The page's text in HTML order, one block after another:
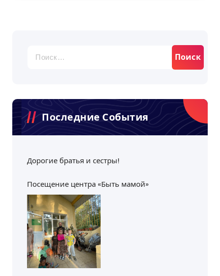
Последние События
Дорогие братья и сестры!
Посещение центра «Быть мамой»